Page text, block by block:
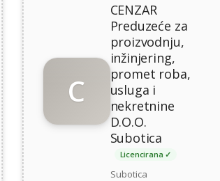
C
CENZAR
Preduzeće za
proizvodnju,
inžinjering,
promet roba,
usluga i
nekretnine
D.O.O.
Subotica
Licencirana ✓
Subotica